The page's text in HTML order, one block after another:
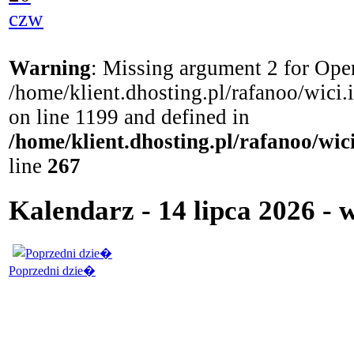
czw
Warning: Missing argument 2 for
/home/klient.dhosting.pl/rafanoo/
on line 1199 and defined in
/home/klient.dhosting.pl/rafanoo/
line 267
Kalendarz - 14 lipca 2026 -
Poprzedni dzie�